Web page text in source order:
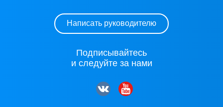
Написать руководителю
Подписывайтесь
и следуйте за нами